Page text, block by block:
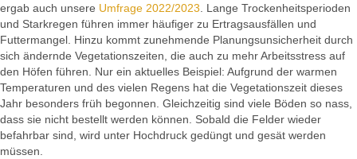
ergab auch unsere Umfrage 2022/2023. Lange Trockenheitsperioden
und Starkregen führen immer häufiger zu Ertragsausfällen und
Futtermangel. Hinzu kommt zunehmende Planungsunsicherheit durch
sich ändernde Vegetationszeiten, die auch zu mehr Arbeitsstress auf
den Höfen führen. Nur ein aktuelles Beispiel: Aufgrund der warmen
Temperaturen und des vielen Regens hat die Vegetationszeit dieses
Jahr besonders früh begonnen. Gleichzeitig sind viele Böden so nass,
dass sie nicht bestellt werden können. Sobald die Felder wieder
befahrbar sind, wird unter Hochdruck gedüngt und gesät werden
müssen.